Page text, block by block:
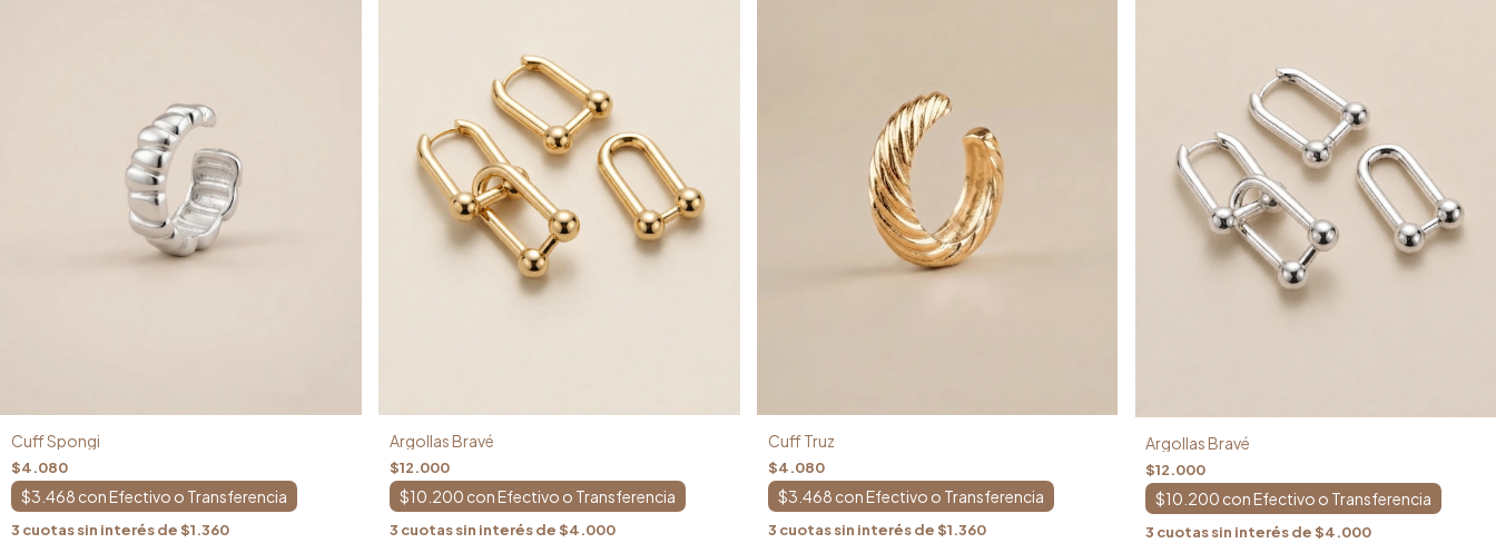
Cuff Spongi
$4.080
$3.468 con
3 cuotas sin interés de$1.360
Argollas Bravé
$12.000
$10.200 con
3 cuotas sin interés de$4.000
Cuff Truz
$4.080
$3.468 con
3 cuotas sin interés de$1.360
Argollas Bravé
$12.000
$10.200 con
3 cuotas sin interés de$4.000